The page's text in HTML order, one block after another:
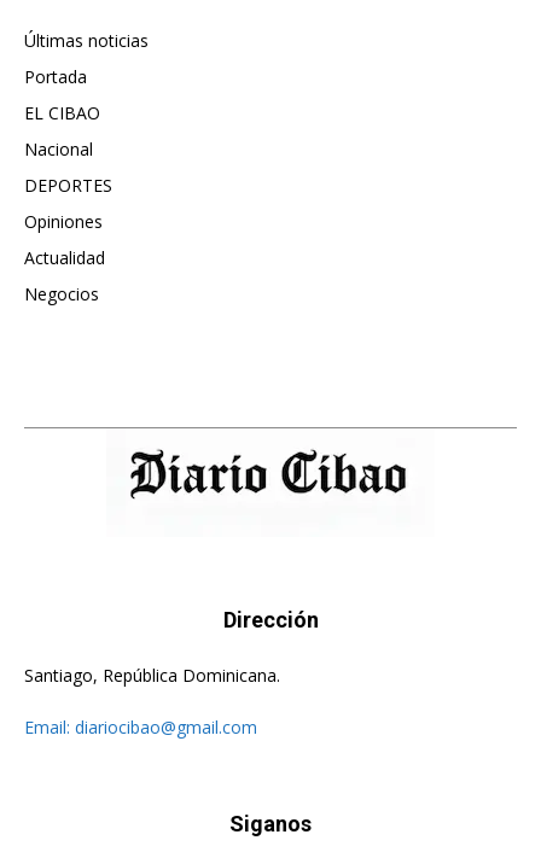
Últimas noticias
Portada
EL CIBAO
Nacional
DEPORTES
Opiniones
Actualidad
Negocios
Dirección
Santiago, República Dominicana.
Email: diariocibao@gmail.com
Siganos